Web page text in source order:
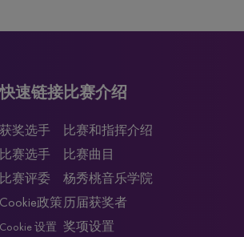
速链接
获奖选手
比赛选手
比赛评委
Cookie政策
Cookie 设置
比赛介绍
比赛和指挥介绍
比赛曲目
杨秀桃音乐学院
历届获奖者
奖项设置